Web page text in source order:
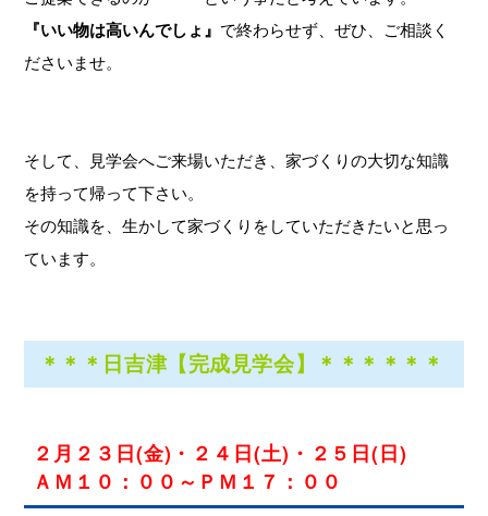
『いい物は高いんでしょ』 で終わらせず、ぜひ、ご相談く
ださいませ。
そして、見学会へご来場いただき、家づくりの大切な知識
を持って帰って下さい。
その知識を、生かして家づくりをしていただきたいと思っ
ています。
＊＊＊日吉津【完成見学会】＊＊＊＊＊＊
２月２３日(金)・２４日(土)・２５日(日)
ＡＭ１０：００～ＰＭ１７：００